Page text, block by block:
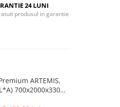
24 LUNI
produsul in garantie
ARTEMIS,
700x2000x330